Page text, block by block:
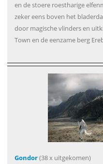
en de stoere roestharige
zeker eens boven het
door magische vlinders en
Town en de eenzame berg
Gondor(38 x uitgekomen)